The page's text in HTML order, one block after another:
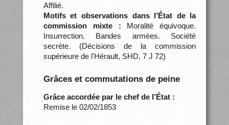
Affilié.
Motifs et observations dans l’État de la
commission mixte : Moralité équivoque.
Insurrection. Bandes armées. Société
secrète. (Décisions de la commission
supérieure de l'Hérault, SHD, 7 J 72)
Grâces et commutations de peine
Grâce accordée par le chef de l’État :
Remise le 02/02/1853